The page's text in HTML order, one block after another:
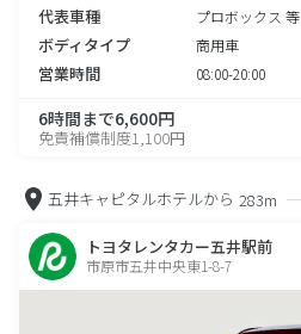
代表車種 プロボックス 等
ボディタイプ 商用車
営業時間 08:00-20:00
6時間まで6,600円
免責補償制度1,100円
五井キャピタルホテルから 283m
トヨタレンタカー五井駅前
市原市五井中央東1-8-7